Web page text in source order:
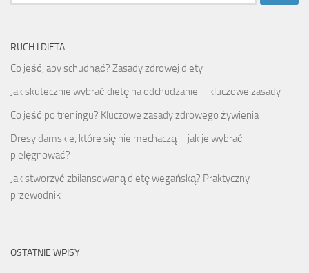
RUCH I DIETA
Co jeść, aby schudnąć? Zasady zdrowej diety
Jak skutecznie wybrać dietę na odchudzanie – kluczowe zasady
Co jeść po treningu? Kluczowe zasady zdrowego żywienia
Dresy damskie, które się nie mechaczą – jak je wybrać i
pielęgnować?
Jak stworzyć zbilansowaną dietę wegańską? Praktyczny
przewodnik
OSTATNIE WPISY